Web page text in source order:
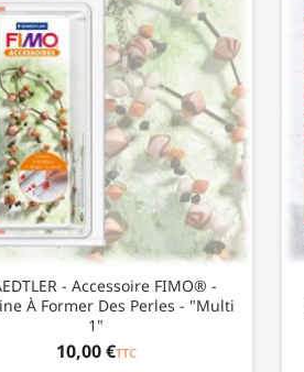
- Accessoire FIMO® -
À Former Des Perles - "Multi
1"
10,00 €TTC